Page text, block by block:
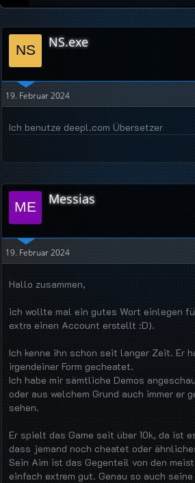
NS.exe
19. Februar 2024
Ich benutze deepl.com Übersetzer
Messias
19. Februar 2024
Hallo zusammen,
ich wollte mal ein gutes Wort einlegen
extra einen Account erstellt :D).
Ich kenne ihn schon seit langer Zeit. Er
irgendeiner Form gecheatet.
Ich habe mir sämtliche Demos
oder aus welchem Grund auch immer er
sehen.
Er spielt das Game seit über 10k, da ist
dass jemand noch cheatet oder
Sein Aim ist das Gegenteil von den
einfach extrem gut. Genau so auch seine